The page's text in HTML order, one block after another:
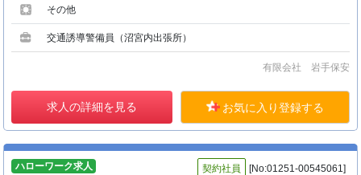
その他
交通誘導警備員（沼宮内出張所）
有限会社 岩手保安
求人の詳細を見る お気に入り登録する
ハローワーク求人 契約社員 [No:01251-00545061]